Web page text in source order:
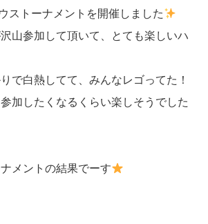
ストーナメントを開催しました
山参加して頂いて、とても楽しいハ
で白熱してて、みんなレゴってた！
加したくなるくらい楽しそうでした
メントの結果でーす